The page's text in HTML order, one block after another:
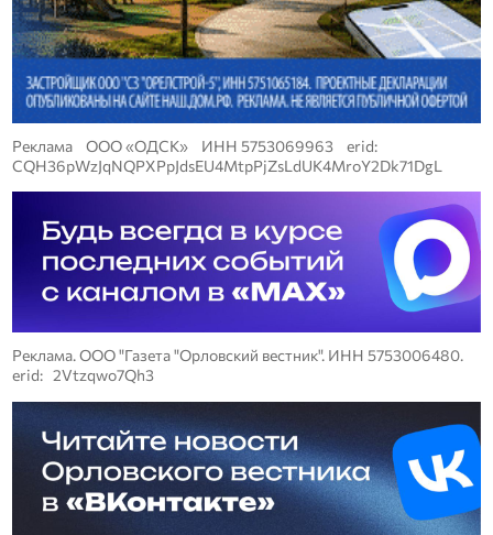
Реклама ООО «ОДСК» ИНН 5753069963 erid:
CQH36pWzJqNQPXPpJdsEU4MtpPjZsLdUK4MroY2Dk71DgL
Реклама. ООО "Газета "Орловский вестник". ИНН 5753006480.
erid: 2Vtzqwo7Qh3